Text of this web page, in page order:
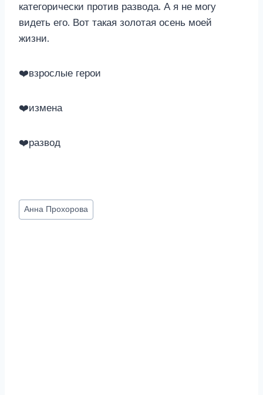
категорически против развода. А я не могу
видеть его. Вот такая золотая осень моей
жизни.
‍❤️‍взрослые герои
‍❤️‍измена
‍❤️‍развод
Метки
записи:
Анна Прохорова